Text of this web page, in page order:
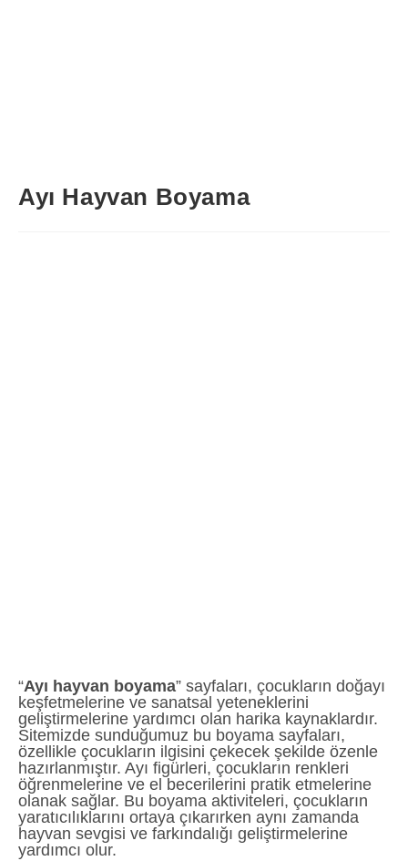
Ayı Hayvan Boyama
“Ayı hayvan boyama” sayfaları, çocukların doğayı
keşfetmelerine ve sanatsal yeteneklerini
geliştirmelerine yardımcı olan harika kaynaklardır.
Sitemizde sunduğumuz bu boyama sayfaları,
özellikle çocukların ilgisini çekecek şekilde özenle
hazırlanmıştır. Ayı figürleri, çocukların renkleri
öğrenmelerine ve el becerilerini pratik etmelerine
olanak sağlar. Bu boyama aktiviteleri, çocukların
yaratıcılıklarını ortaya çıkarırken aynı zamanda
hayvan sevgisi ve farkındalığı geliştirmelerine
yardımcı olur.